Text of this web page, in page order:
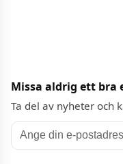
Missa aldrig ett bra
Ta del av nyheter och